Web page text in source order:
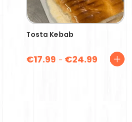
Tosta Kebab
€17.99 – €24.99